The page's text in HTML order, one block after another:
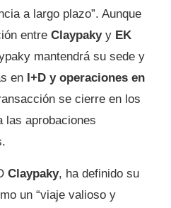
a largo plazo”. Aunque
entre Claypakyy EK
mantendrá su sede y
en I+D y operaciones en
se cierre en los
las aprobaciones
Claypaky, ha definido su
un “viaje valioso y